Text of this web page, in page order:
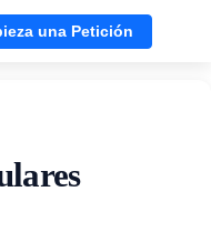
una Petición